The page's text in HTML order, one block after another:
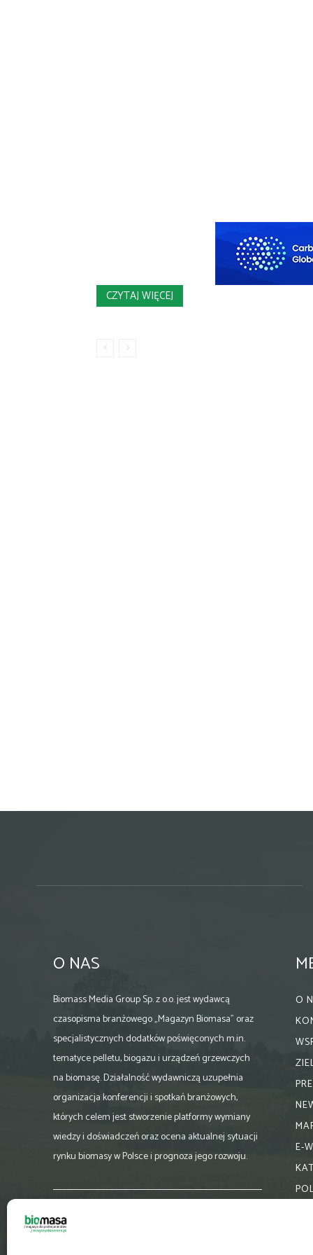
CZYTAJ WIĘCEJ
O NAS
Biomass Media Group Sp. z o.o. jest wydawcą
czasopisma branżowego „Magazyn Biomasa” oraz
specjalistycznych dodatków poświęconych m.in.
tematyce pelletu, biogazu i urządzeń grzewczych
na biomasę. Działalność wydawniczą uzupełnia
organizacja konferencji i spotkań branżowych,
których celem jest stworzenie platformy wymiany
wiedzy i doświadczeń oraz ocena aktualnej sytuacji
rynku biomasy w Polsce i prognoza jego rozwoju.
biuro@magazynbiomasa.pl
O
E-